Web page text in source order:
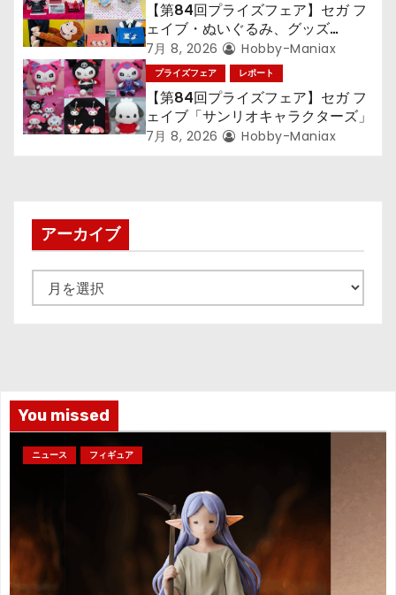
【第84回プライズフェア】セガ フ
ェイブ・ぬいぐるみ、グッズ
『LiSA』『ミニオン』『おさるの
ジョージ』『ポケットモンスター』
7月 8, 2026 Hobby-Maniax
プライズフェア レポート
【第84回プライズフェア】セガ フ
ェイブ「サンリオキャラクターズ」
7月 8, 2026 Hobby-Maniax
アーカイブ
ー
You missed
ニュース フィギュア